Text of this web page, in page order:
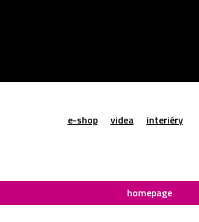
e-shop videa interiéry
homepage